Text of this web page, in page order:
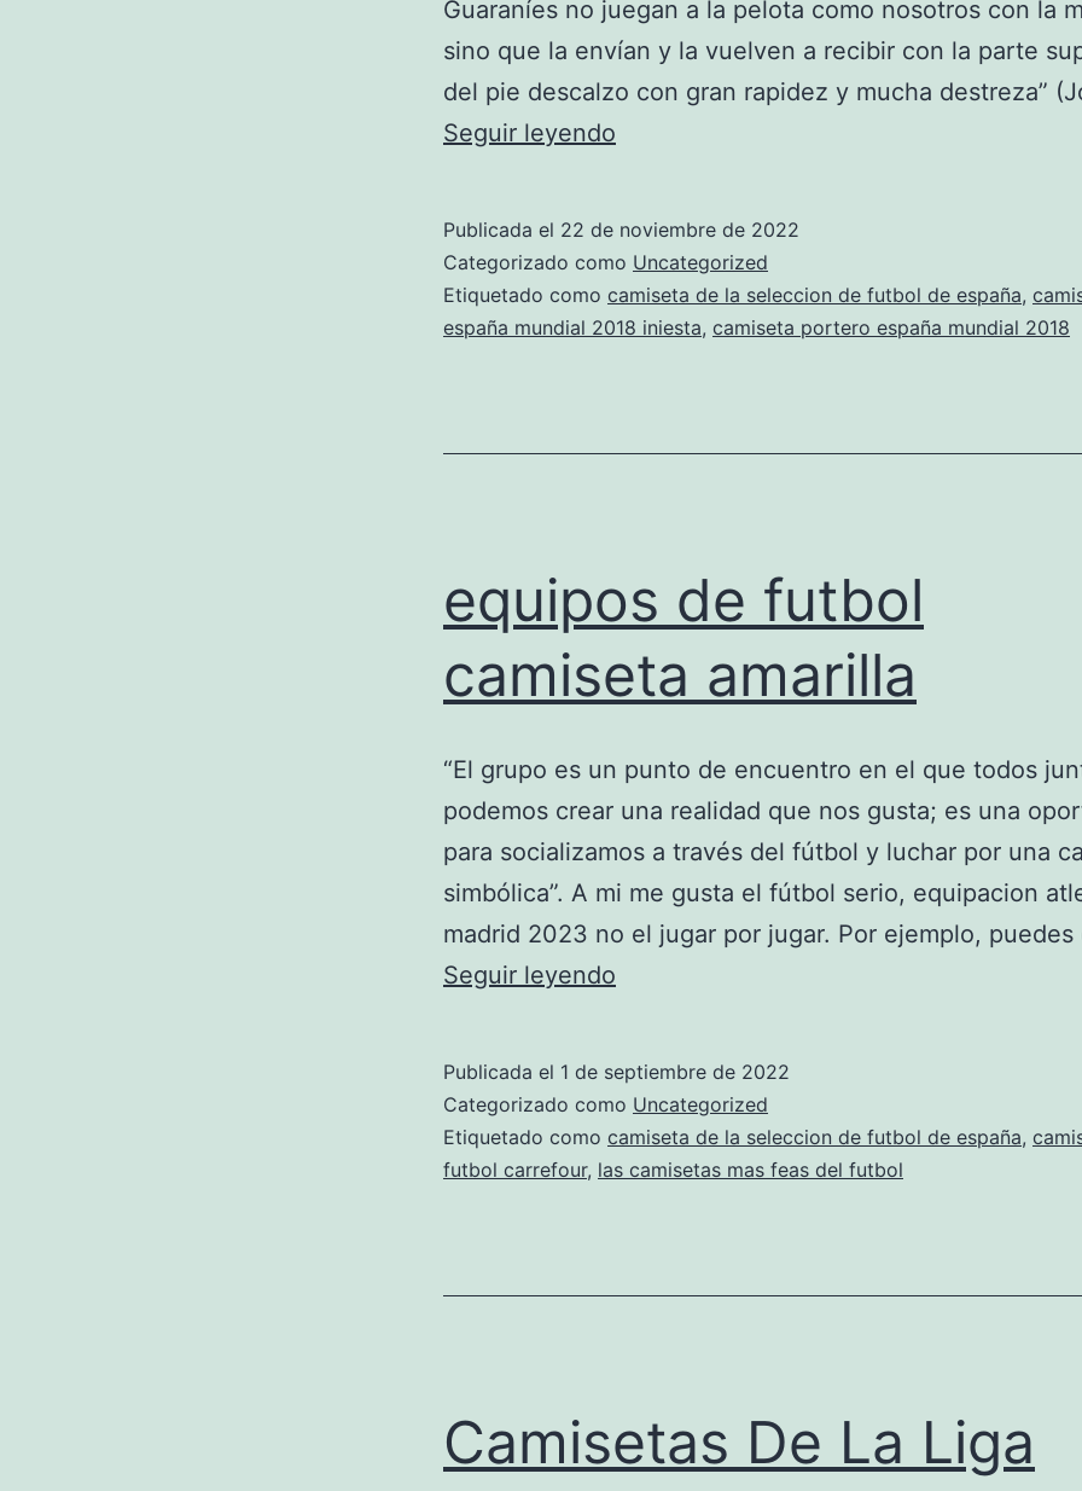
Guaraníes no juegan a la pelota como nosotros con la
sino que la envían y la vuelven a recibir con la parte
del pie descalzo con gran rapidez y mucha destreza”
Seguir leyendo
Publicada el 22 de noviembre de 2022
Categorizado como Uncategorized
Etiquetado como camiseta de la seleccion de futbol de españa,
españa mundial 2018 iniesta, camiseta portero españa mundial 2018
equipos de futbol
camiseta amarilla
“El grupo es un punto de encuentro en el que todos
podemos crear una realidad que nos gusta; es una
para socializamos a través del fútbol y luchar por una
simbólica”. A mi me gusta el fútbol serio, equipacion
madrid 2023 no el jugar por jugar. Por ejemplo,
Seguir leyendo
camiseta
amarilla
Publicada el 1 de septiembre de 2022
Categorizado como Uncategorized
Etiquetado como camiseta de la seleccion de futbol de españa,
futbol carrefour, las camisetas mas feas del futbol
Camisetas De La Liga